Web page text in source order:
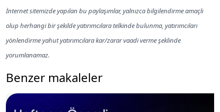
İnternet sitemizde yapılan bu paylaşımlar, yalnızca bilgilendirme amaçlı
olup herhangi bir şekilde yatırımcılara telkinde bulunma, yatırımcıları
yönlendirme yahut yatırımcılara kar/zarar vaadi verme şeklinde
yorumlanamaz.
Benzer makaleler